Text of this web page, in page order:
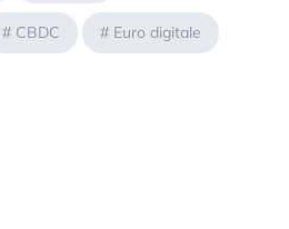
# CBDC # Euro digitale